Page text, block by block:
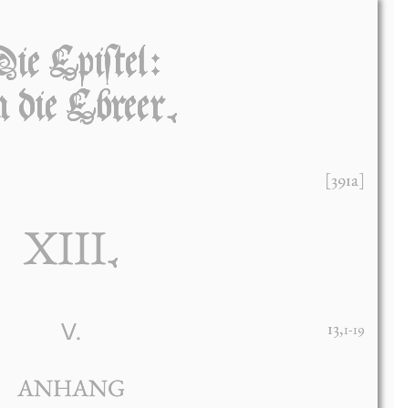
Epiſtel:
die Ebreer.
[391a]
XIII.
V.
ANHANG
13,1-19